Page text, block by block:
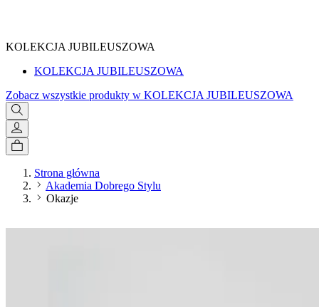
KOLEKCJA JUBILEUSZOWA
KOLEKCJA JUBILEUSZOWA
Zobacz wszystkie produkty w KOLEKCJA JUBILEUSZOWA
Strona główna
Akademia Dobrego Stylu
Okazje